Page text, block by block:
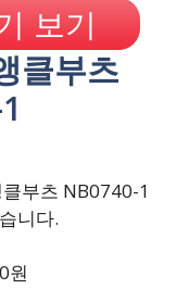
보기
클부츠
부츠 NB0740-1
니다.
원